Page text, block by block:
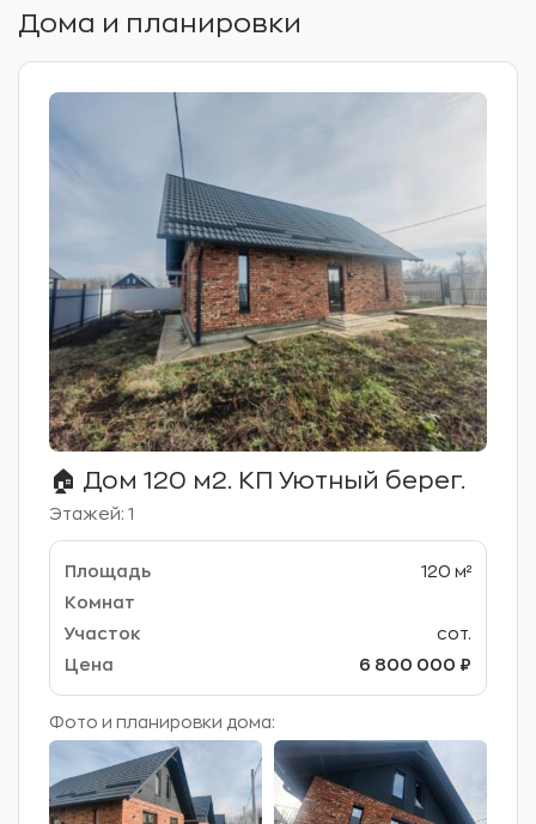
Дома и планировки
🏠 Дом 120 м2. КП Уютный берег.
Этажей: 1
120 м²
сот.
6 800 000 ₽
Фото и планировки дома: